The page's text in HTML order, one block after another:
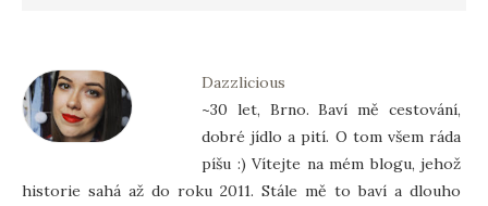
Dazzlicious
~30 let, Brno. Baví mě cestování,
dobré jídlo a pití. O tom všem ráda
píšu :) Vítejte na mém blogu, jehož
historie sahá až do roku 2011. Stále mě to baví a dlouho